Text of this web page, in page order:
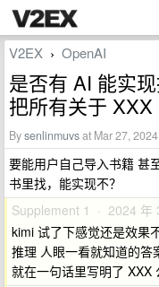
V2EX › OpenAI
是否有 AI 能实
把所有关于 XXX
Bysenlinmuvsat Mar 27,
要能用户自己导入书籍 甚
书里找，能实现不？
Supplement 1 · 2024 年
kimi 试了下感觉还是效果
推理 人眼一看就知道的答
就在一句话里写明了 XXX